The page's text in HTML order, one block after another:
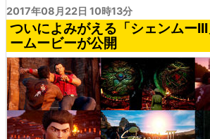
2017年08月22日 10時13分
ついによみがえる「シェンムー
ームービーが公開